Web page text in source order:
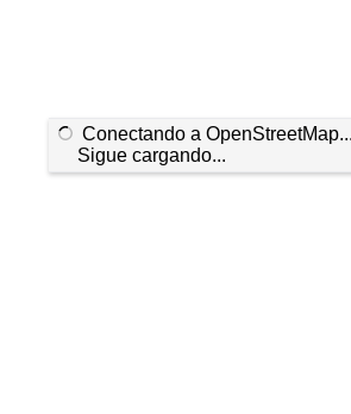
Conectando a OpenStreetMap...
Sigue cargando...